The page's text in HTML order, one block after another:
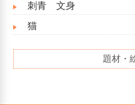
刺青 文身
猫
題材・